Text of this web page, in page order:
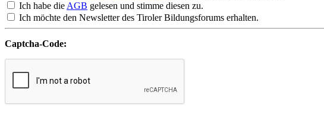
Ich habe dieAGB gelesen und stimme diesen zu.
Ich möchte den Newsletter des Tiroler Bildungsforums erhalten.
Captcha-Code: